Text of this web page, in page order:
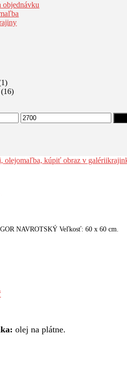
objednávku
(16)
Maximálna
cena
NAVROTSKÝ Veľkosť: 60 x 60 cm.
olej na plátne.